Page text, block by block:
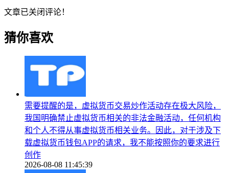
文章已关闭评论！
猜你喜欢
需要提醒的是，虚拟货币交易炒作活动存在极大风险，
我国明确禁止虚拟货币相关的非法金融活动，任何机构
和个人不得从事虚拟货币相关业务。因此，对于涉及下
载虚拟货币钱包APP的请求，我不能按照你的要求进行
创作
2026-08-08 11:45:39